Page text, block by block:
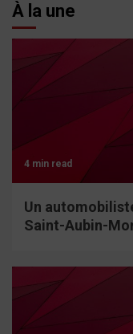
À la une
4 min read
Un
Saint-Aubin-